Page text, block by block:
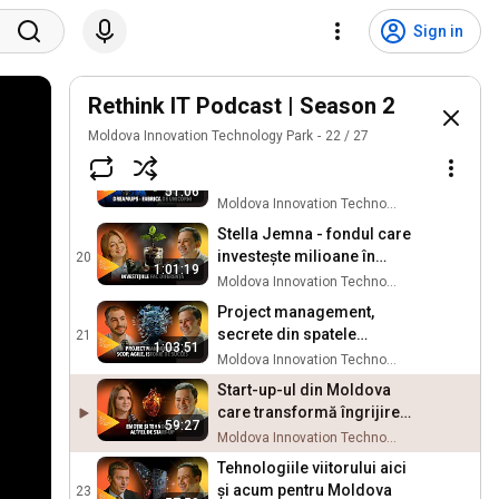
Sign in
Rethink IT Podcast | Season 2
Moldova Innovation Technology Park 22 / 27
digitalul, era AI, afacere de
20 ani, revoluția indusă de
Moldova Innovation Technology Park
18
Roman Știrbu, CEO Simpals
- de la start-up local la cel
management
19
51:06
up-uri mărețe
Moldova Innovation Technology Park
20
1:01:19
Stella Jemna - fondul care
investește milioane în
afacerile moldoveneștiMoldova Innovation Technology Park
21
1:03:51
Project management,
secrete din spatele
industriei și tendințe
Moldova Innovation Technology Park
59:27
Start-up-ul din Moldova
care transformă îngrijirea
mentală
Moldova Innovation Technology Park
23
Tehnologiile viitorului aici
și acum pentru Moldova